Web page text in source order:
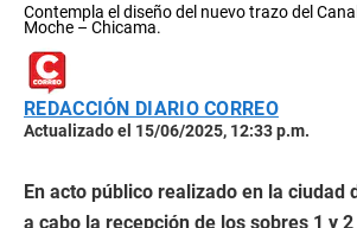
Contempla el diseño del nuevo trazo del
Moche – Chicama.
REDACCIÓN DIARIO CORREO
Actualizado el 15/06/2025, 12:33 p.m.
En acto público realizado en la ciudad
a cabo la recepción de los sobres 1 y